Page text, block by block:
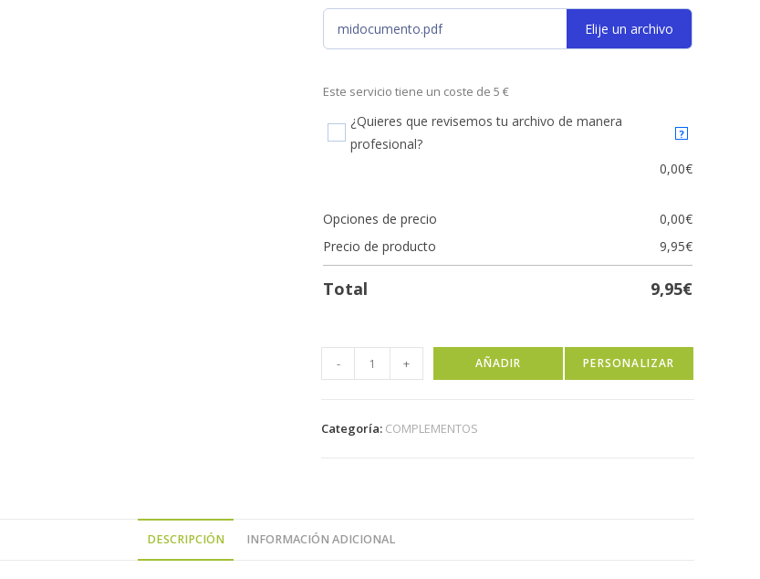
midocumento.pdf Elije un archivo
Este servicio tiene un coste de 5 €
¿Quieres que revisemos tu archivo de manera
profesional?
?
0,00€
Opciones de precio 0,00€
Precio de producto
9,95€
Total 9,95€
- + AÑADIR PERSONALIZAR
Categoría: COMPLEMENTOS
DESCRIPCIÓN INFORMACIÓN ADICIONAL